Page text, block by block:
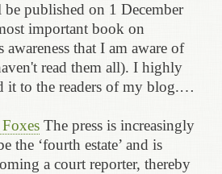
published on 1 December
important book on
awareness that I am aware of
read them all). I highly
it to the readers of my blog.…
The press is increasingly
the ‘fourth estate’ and is
a court reporter, thereby